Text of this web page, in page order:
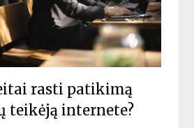
rasti patikimą
teikėją internete?